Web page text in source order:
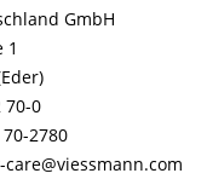
GmbH
1
70-0
2780